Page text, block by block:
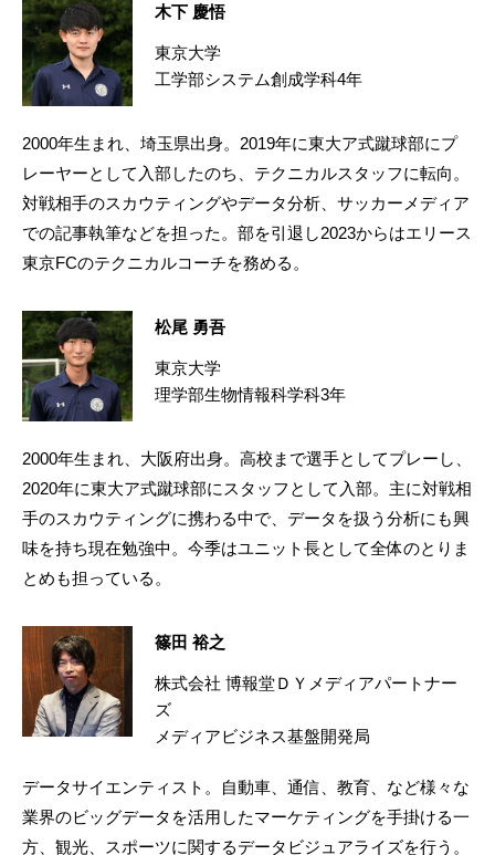
木下 慶悟
東京大学
工学部システム創成学科4年
2000年生まれ、埼玉県出身。2019年に東大ア式蹴球部にプ
レーヤーとして入部したのち、テクニカルスタッフに転向。
対戦相手のスカウティングやデータ分析、サッカーメディア
での記事執筆などを担った。部を引退し2023からはエリース
東京FCのテクニカルコーチを務める。
松尾 勇吾
東京大学
理学部生物情報科学科3年
2000年生まれ、大阪府出身。高校まで選手としてプレーし、
2020年に東大ア式蹴球部にスタッフとして入部。主に対戦相
手のスカウティングに携わる中で、データを扱う分析にも興
味を持ち現在勉強中。今季はユニット長として全体のとりま
とめも担っている。
篠田 裕之
株式会社 博報堂ＤＹメディアパートナー
ズ
メディアビジネス基盤開発局
データサイエンティスト。自動車、通信、教育、など様々な
業界のビッグデータを活用したマーケティングを手掛ける一
方、観光、スポーツに関するデータビジュアライズを行う。